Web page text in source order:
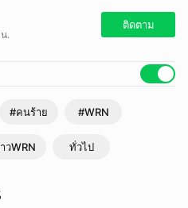
รงแรมหัวหิน
รรม #สำนักข่าวWRN #WRN
.
ติดตาม
#คนร้าย #WRN
วWRN ทั่วไป